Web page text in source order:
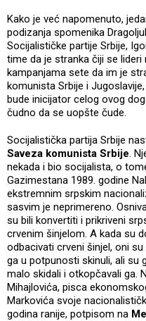
Kako je već napomenuto,
podizanja spomenika
Socijalističke partije Srbije,
time da je stranka čiji se
kampanjama sete da im je
komunista Srbije i
bude inicijator celog ovog
čudno da se uopšte čude.
Socijalistička partija Srbije
Saveza komunista Srbije.
nekada i bio socijalista, o
Gazimestana 1989. godine
ekstremnim srpskim
sasvim je neprimereno.
su bili konvertiti i prikriveni
crvenim šinjelom. A kada su
odbacivati crveni šinjel, oni
ga u potpunosti skinuli, ali su
malo skidali i otkopčavali ga.
Mihajlovića, pisca
Markovića svoje
godina ranije, potpisom na